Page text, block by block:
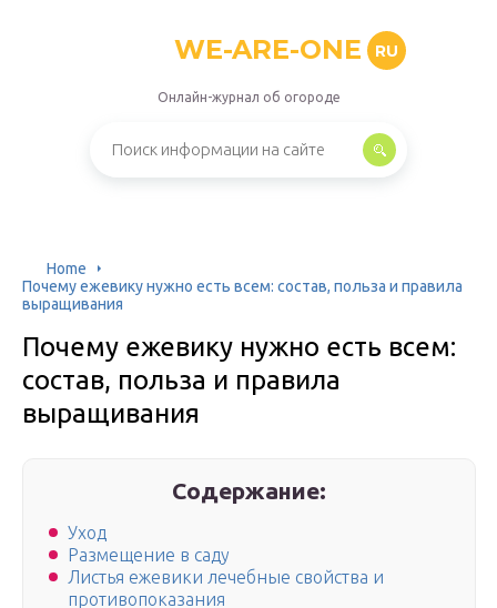
WE-ARE-ONE RU
Онлайн-журнал об огороде
Home
Почему ежевику нужно есть всем: состав, польза и правила
выращивания
Почему ежевику нужно есть всем:
состав, польза и правила
выращивания
Содержание:
Уход
Размещение в саду
Листья ежевики лечебные свойства и
противопоказания